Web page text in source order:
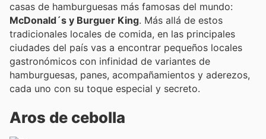
casas de hamburguesas más famosas del mundo:
McDonald´s y Burguer King. Más allá de estos
tradicionales locales de comida, en las principales
ciudades del país vas a encontrar pequeños locales
gastronómicos con infinidad de variantes de
hamburguesas, panes, acompañamientos y aderezos,
cada uno con su toque especial y secreto.
Aros de cebolla